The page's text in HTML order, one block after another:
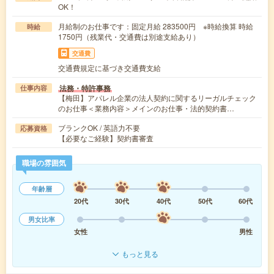
OK！
時給
月給制のお仕事です：固定月給 283500円 ※時給換算 時給
1750円（残業代・交通費は別途支給あり）
交通費
交通費規定に基づき交通費支給
仕事内容 法務・特許事務
【梅田】アパレル企業の法人契約に関するリーガルチェック
のお仕事＜業務内容＞メインのお仕事・法的契約書…
応募資格
ブランクOK / 英語力不要
【必要なご経験】契約書審査
職場の雰囲気
年齢層
20代
30代 40代 50代
60代
男女比率
女性
男性
もっと見る